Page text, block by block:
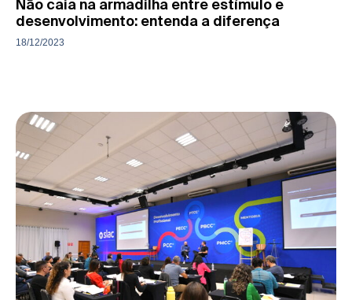
Não caia na armadilha entre estímulo e
desenvolvimento: entenda a diferença
18/12/2023